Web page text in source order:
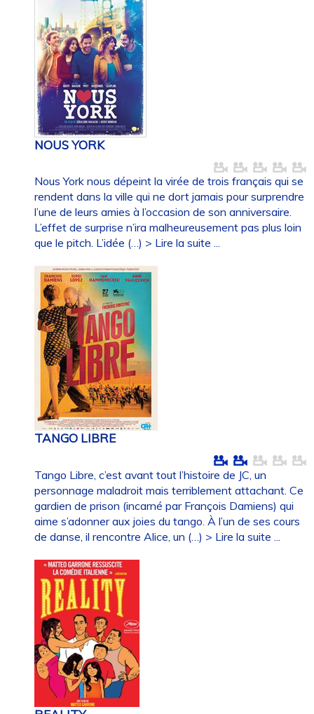
NOUS YORK
Nous York nous dépeint la virée de trois français qui se
rendent dans la ville qui ne dort jamais pour surprendre
l’une de leurs amies à l’occasion de son anniversaire.
L’effet de surprise n’ira malheureusement pas plus loin
que le pitch. L’idée (…) > Lire la suite ...
TANGO LIBRE
Tango Libre, c’est avant tout l’histoire de JC, un
personnage maladroit mais terriblement attachant. Ce
gardien de prison (incarné par François Damiens) qui
aime s’adonner aux joies du tango. À l’un de ses cours
de danse, il rencontre Alice, un (…) > Lire la suite ...